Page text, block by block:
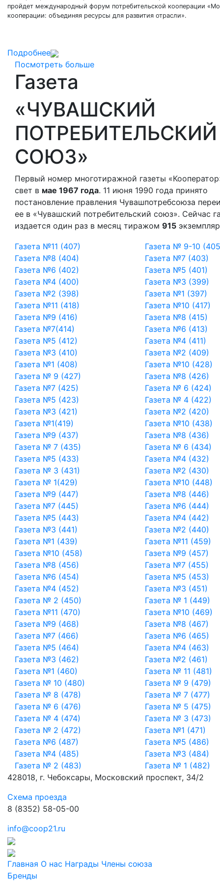
пройдет международный форум потребительской кооперации
кооперации: объединяя ресурсы для развития отрасли».
Подробнее
Посмотреть больше
Газета
«ЧУВАШСКИЙ
ПОТРЕБИТЕЛЬСКИЙ
СОЮЗ»
Первый номер многотиражной газеты
свет в мае 1967 года. 11 июня 1990 года принято
постановление правления Чувашпотребсоюза
ее в «Чувашский потребительский союз». Сейчас
издается один раз в месяц тиражом 915
Газета №11 (407)
Газета № 9-10
Газета №8 (404)
Газета №7 (403)
Газета №6 (402)
Газета №5 (401)
Газета №4 (400)
Газета №3 (399)
Газета №2 (398)
Газета №1 (397)
Газета №11 (418)
Газета №10 (417)
Газета №9 (416)
Газета №8 (415)
Газета №7(414)
Газета №6 (413)
Газета №5 (412)
Газета №4 (411)
Газета №3 (410)
Газета №2 (409)
Газета №1 (408)
Газета №10 (428)
Газета № 9 (427)
Газета №8 (426)
Газета №7 (425)
Газета № 6 (424)
Газета №5 (423)
Газета № 4 (422)
Газета №3 (421)
Газета №2 (420)
Газета №1(419)
Газета №10 (438)
Газета №9 (437)
Газета №8 (436)
Газета № 7 (435)
Газета № 6 (434)
Газета №5 (433)
Газета №4 (432)
Газета № 3 (431)
Газета №2 (430)
Газета № 1(429)
Газета №10 (448)
Газета №9 (447)
Газета №8 (446)
Газета №7 (445)
Газета №6 (444)
Газета №5 (443)
Газета №4 (442)
Газета №3 (441)
Газета №2 (440)
Газета №1 (439)
Газета №11 (459)
Газета №10 (458)
Газета №9 (457)
Газета №8 (456)
Газета №7 (455)
Газета №6 (454)
Газета №5 (453)
Газета №4 (452)
Газета №3 (451)
Газета № 2 (450)
Газета № 1 (449)
Газета №11 (470)
Газета №10 (469)
Газета №9 (468)
Газета №8 (467)
Газета №7 (466)
Газета №6 (465)
Газета №5 (464)
Газета №4 (463)
Газета №3 (462)
Газета №2 (461)
Газета №1 (460)
Газета № 11 (481)
Газета № 10 (480)
Газета № 9 (479)
Газета № 8 (478)
Газета № 7 (477)
Газета № 6 (476)
Газета № 5 (475)
Газета № 4 (474)
Газета № 3 (473)
Газета № 2 (472)
Газета №1 (471)
Газета №6 (487)
Газета №5 (486)
Газета №4 (485)
Газета №3 (484)
Газета № 2 (483)
Газета № 1 (482)
428018, г. Чебоксары, Московский проспект, 34/2
Схема проезда
8 (8352) 58-05-00
info@coop21.ru
Главная О нас Награды Члены союза
Бренды